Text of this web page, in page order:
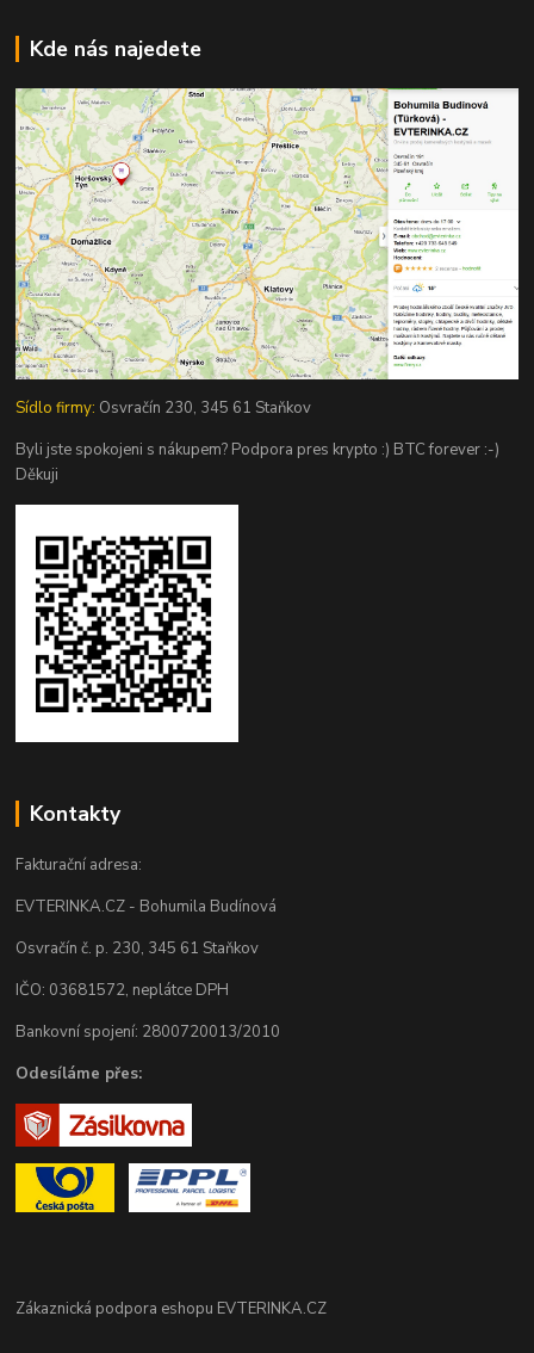
Kde nás najedete
Sídlo firmy: Osvračín 230, 345 61 Staňkov
Byli jste spokojeni s nákupem? Podpora pres krypto :) BTC forever :-)
Děkuji
Kontakty
Fakturační adresa:
EVTERINKA.CZ - Bohumila Budínová
Osvračín č. p. 230, 345 61 Staňkov
IČO: 03681572, neplátce DPH
Bankovní spojení: 2800720013/2010
Odesíláme přes:
Zákaznická podpora eshopu EVTERINKA.CZ